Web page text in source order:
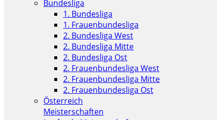
Bundesliga
1. Bundesliga
1. Frauenbundesliga
2. Bundesliga West
2. Bundesliga Mitte
2. Bundesliga Ost
2. Frauenbundesliga West
2. Frauenbundesliga Mitte
2. Frauenbundesliga Ost
Österreich
Meisterschaften